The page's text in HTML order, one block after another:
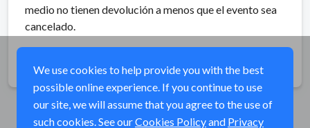
medio no tienen devolución a menos que el evento sea
cancelado.
We use cookies to help provide you with the best
possible online experience. If you continue to use
our site, we will assume that you agree to the use of
such cookies. See ourCookies Policyand Privacy